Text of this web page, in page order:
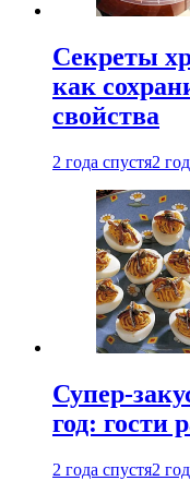
Секреты
как
свойства
2 года спустя2
Супер-
год: гости
2 года спустя2